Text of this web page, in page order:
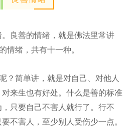
良善的情绪，就是佛法里常讲
情绪，共有十一种。
？简单讲，就是对自己、对他人
来生也有好处。什么是善的标准
只要自己不害人就行了。行不
不害人，至少别人受伤少一点。